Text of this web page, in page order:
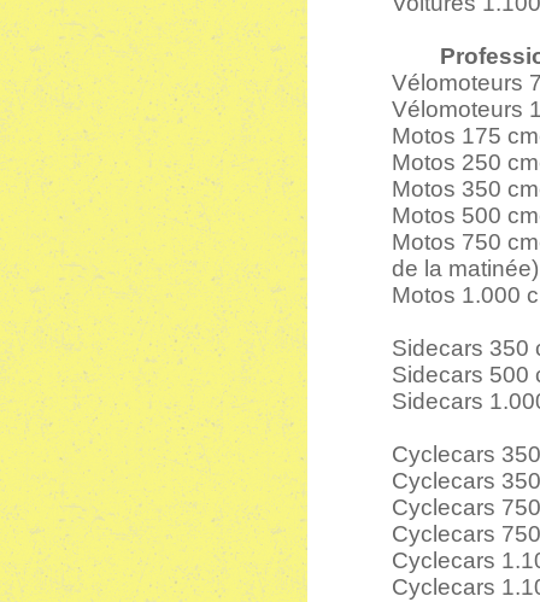
Vélomoteurs
Vélomoteurs
Motos 175
Motos 250
Motos 350
Motos 500
Motos 750
de la matinée)
Motos 1.000
Sidecars 350
Sidecars 500
Sidecars
Cyclecars
Cyclecars
Cyclecars
Cyclecars
Cyclecars
Cyclecars